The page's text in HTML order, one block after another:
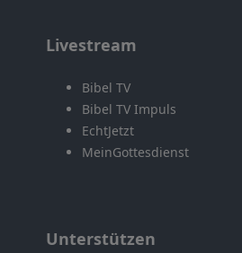
Livestream
Bibel TV
Bibel TV Impuls
EchtJetzt
MeinGottesdienst
Unterstützen